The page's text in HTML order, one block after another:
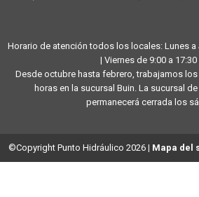
Horario de atención todos los locales: Lunes a
| Viernes de 9:00 a 17:30
Desde octubre hasta febrero, trabajamos
horas en la sucursal Buin. La sucursal
permanecerá cerrada los
©Copyright Punto Hidráulico 2026 | Mapa del